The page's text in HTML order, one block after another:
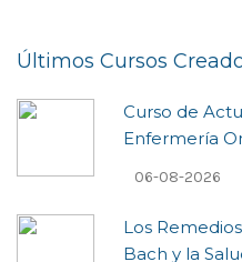
Últimos Cursos
Curso de
Enfermería
06-08-2026
Los
Bach y la